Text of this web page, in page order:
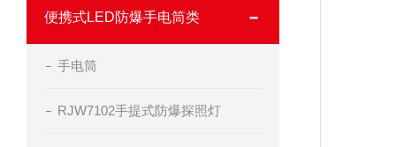
便携式LED防爆手电筒类
手电筒
RJW7102手提式防爆探照灯